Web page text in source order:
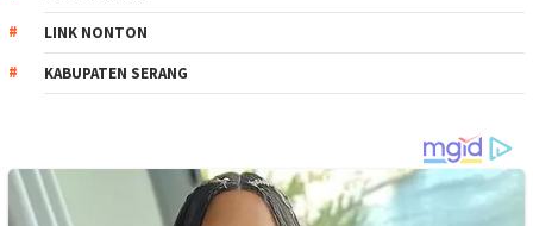
LINK NONTON
KABUPATEN SERANG